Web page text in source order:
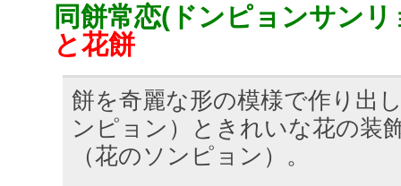
同餅常恋(ドンピョンサンリ
と花餅
餅を奇麗な形の模様で作り出
ンピョン）ときれいな花の装
（花のソンピョン）。